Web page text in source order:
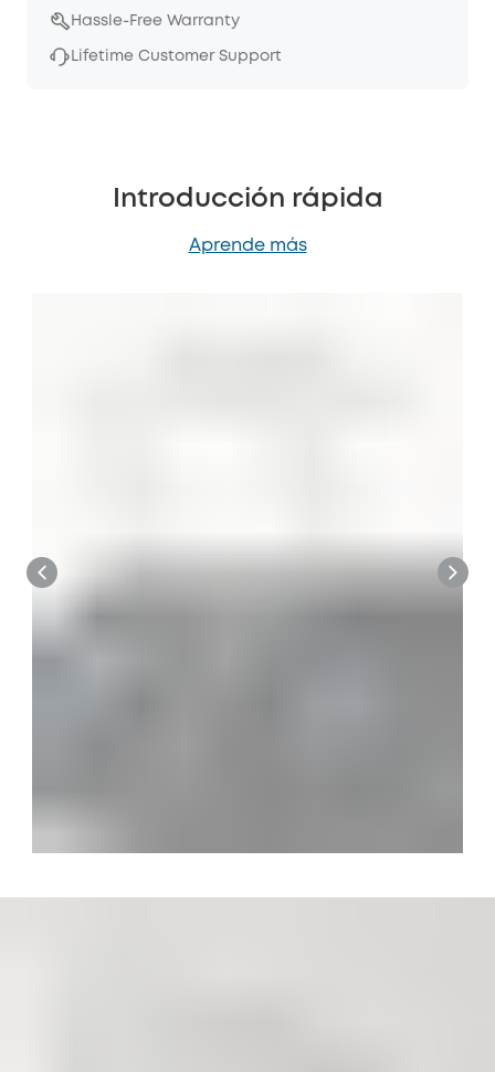
Hassle-Free Warranty
Lifetime Customer Support
Introducción rápida
Aprende más